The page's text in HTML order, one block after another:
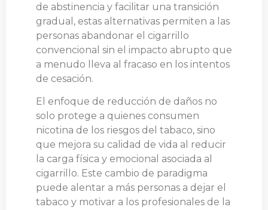
de abstinencia y facilitar una transición
gradual, estas alternativas permiten a las
personas abandonar el cigarrillo
convencional sin el impacto abrupto que
a menudo lleva al fracaso en los intentos
de cesación.
El enfoque de reducción de daños no
solo protege a quienes consumen
nicotina de los riesgos del tabaco, sino
que mejora su calidad de vida al reducir
la carga física y emocional asociada al
cigarrillo. Este cambio de paradigma
puede alentar a más personas a dejar el
tabaco y motivar a los profesionales de la